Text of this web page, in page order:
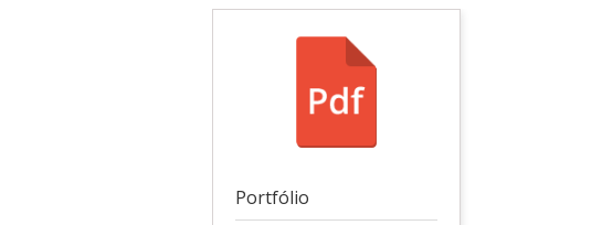
Portfólio